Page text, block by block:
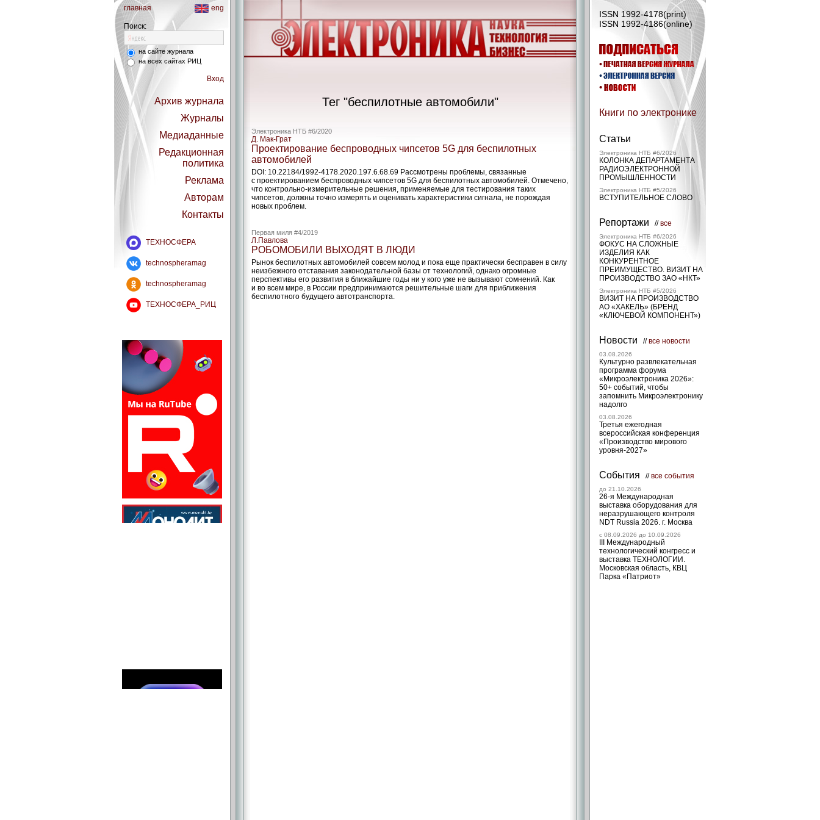
главная eng
Поиск:
на сайте журнала
на всех сайтах РИЦ
Вход
Архив журнала
Журналы
Медиаданные
Редакционная
политика
Реклама
Авторам
Контакты
ТЕХНОСФЕРА
technospheramag
technospheramag
ТЕХНОСФЕРА_РИЦ
ISSN 1992-4178(print)
ISSN 1992-4186(online)
Книги по электронике
Статьи
Электроника НТБ #6/2026
КОЛОНКА ДЕПАРТАМЕНТА
РАДИОЭЛЕКТРОННОЙ
ПРОМЫШЛЕННОСТИ
Электроника НТБ #5/2026
ВСТУПИТЕЛЬНОЕ СЛОВО
Репортажи //все
Электроника НТБ #6/2026
ФОКУС НА СЛОЖНЫЕ
ИЗДЕЛИЯ КАК
КОНКУРЕНТНОЕ
ПРЕИМУЩЕСТВО. ВИЗИТ НА
ПРОИЗВОДСТВО ЗАО «НКТ»
Электроника НТБ #5/2026
ВИЗИТ НА ПРОИЗВОДСТВО
АО «ХАКЕЛЬ» (БРЕНД
«КЛЮЧЕВОЙ КОМПОНЕНТ»)
Новости //все новости
03.08.2026
Культурно развлекательная
программа форума
«Микроэлектроника 2026»:
50+ событий, чтобы
запомнить Микроэлектронику
надолго
03.08.2026
Третья ежегодная
всероссийская конференция
«Производство мирового
уровня-2027»
События //все события
до 21.10.2026
26-я Международная
выставка оборудования для
неразрушающего контроля
NDT Russia 2026. г. Москва
c 08.09.2026 до 10.09.2026
III Международный
технологический конгресс и
выставка ТЕХНОЛОГИИ.
Московская область, КВЦ
Парка «Патриот»
Тег "беспилотные автомобили"
Электроника НТБ #6/2020
Д. Мак-Грат
Проектирование беспроводных чипсетов 5G для беспилотных
автомобилей
DOI: 10.22184/1992-4178.2020.197.6.68.69 Рассмотрены проблемы, связанные
с проектированием беспроводных чипсетов 5G для беспилотных автомобилей. Отмечено,
что контрольно-­измерительные решения, применяемые для тестирования таких
чипсетов, должны точно измерять и оценивать характеристики сигнала, не порождая
новых проблем.
Первая миля #4/2019
Л.Павлова
РОБОМОБИЛИ ВЫХОДЯТ В ЛЮДИ
Рынок беспилотных автомобилей совсем молод и пока еще практически бесправен в силу
неизбежного отставания законодательной базы от технологий, однако огромные
перспективы его развития в ближайшие годы ни у кого уже не вызывают сомнений. Как
и во всем мире, в России предпринимаются решительные шаги для приближения
беспилотного будущего автотранспорта.